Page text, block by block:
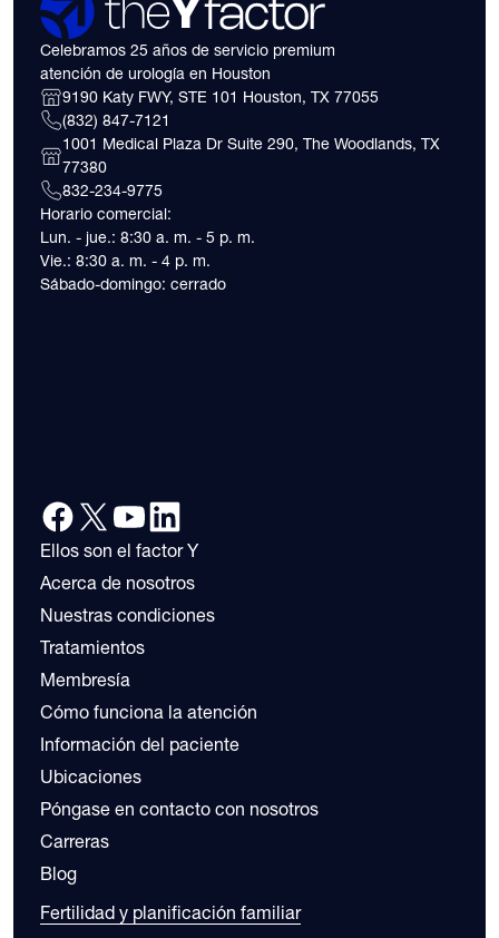
Celebramos 25 años de servicio premium
atención de urología en Houston
9190 Katy FWY, STE 101 Houston, TX 77055
(832) 847-7121
1001 Medical Plaza Dr Suite 290, The Woodlands, TX
77380
832-234-9775
Horario comercial:
Lun. - jue.: 8:30 a. m. - 5 p. m.
Vie.: 8:30 a. m. - 4 p. m.
Sábado-domingo: cerrado
Ellos son el factor Y
Acerca de nosotros
Nuestras condiciones
Tratamientos
Membresía
Cómo funciona la atención
Información del paciente
Ubicaciones
Póngase en contacto con nosotros
Carreras
Blog
Fertilidad y planificación familiar